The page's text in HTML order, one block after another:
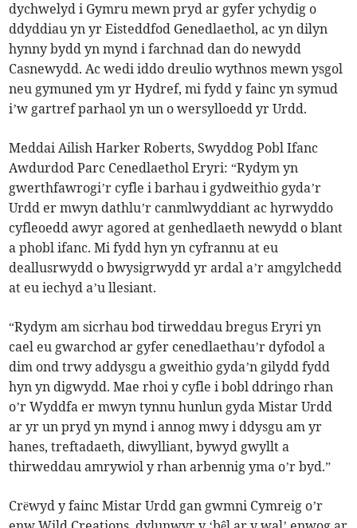
dychwelyd i Gymru mewn pryd ar gyfer ychydig o
ddyddiau yn yr Eisteddfod Genedlaethol, ac yn dilyn
hynny bydd yn mynd i farchnad dan do newydd
Casnewydd. Ac wedi iddo dreulio wythnos mewn ysgol
neu gymuned ym yr Hydref, mi fydd y fainc yn symud
i’w gartref parhaol yn un o wersylloedd yr Urdd.
Meddai Ailish Harker Roberts, Swyddog Pobl Ifanc
Awdurdod Parc Cenedlaethol Eryri: “Rydym yn
gwerthfawrogi’r cyfle i barhau i gydweithio gyda’r
Urdd er mwyn dathlu’r canmlwyddiant ac hyrwyddo
cyfleoedd awyr agored at genhedlaeth newydd o blant
a phobl ifanc. Mi fydd hyn yn cyfrannu at eu
deallusrwydd o bwysigrwydd yr ardal a’r amgylchedd
at eu iechyd a’u llesiant.
“Rydym am sicrhau bod tirweddau bregus Eryri yn
cael eu gwarchod ar gyfer cenedlaethau’r dyfodol a
dim ond trwy addysgu a gweithio gyda’n gilydd fydd
hyn yn digwydd. Mae rhoi y cyfle i bobl ddringo rhan
o’r Wyddfa er mwyn tynnu hunlun gyda Mistar Urdd
ar yr un pryd yn mynd i annog mwy i ddysgu am yr
hanes, treftadaeth, diwylliant, bywyd gwyllt a
thirweddau amrywiol y rhan arbennig yma o’r byd.”
Crëwyd y fainc Mistar Urdd gan gwmni Cymreig o’r